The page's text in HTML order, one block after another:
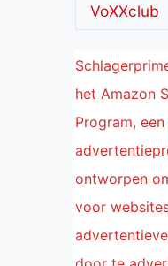
VoXXclub
het Amazon
Program,
ontworpen
voor